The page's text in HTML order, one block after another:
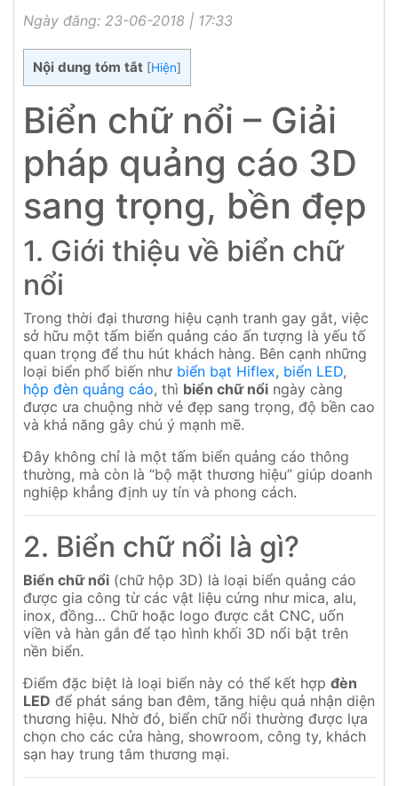
Ngày đăng: 23-06-2018 | 17:33
Nội dung tóm tắt [Hiện]
Biển chữ nổi – Giải
pháp quảng cáo 3D
sang trọng, bền đẹp
1. Giới thiệu về biển chữ
nổi
Trong thời đại thương hiệu cạnh tranh gay gắt, việc
sở hữu một tấm biển quảng cáo ấn tượng là yếu tố
quan trọng để thu hút khách hàng. Bên cạnh những
loại biển phổ biến như biển bạt Hiflex, biển LED,
hộp đèn quảng cáo, thì biển chữ nổi ngày càng
được ưa chuộng nhờ vẻ đẹp sang trọng, độ bền cao
và khả năng gây chú ý mạnh mẽ.
Đây không chỉ là một tấm biển quảng cáo thông
thường, mà còn là “bộ mặt thương hiệu” giúp doanh
nghiệp khẳng định uy tín và phong cách.
2. Biển chữ nổi là gì?
Biển chữ nổi (chữ hộp 3D) là loại biển quảng cáo
được gia công từ các vật liệu cứng như mica, alu,
inox, đồng… Chữ hoặc logo được cắt CNC, uốn
viền và hàn gắn để tạo hình khối 3D nổi bật trên
nền biển.
Điểm đặc biệt là loại biển này có thể kết hợp đèn
LED để phát sáng ban đêm, tăng hiệu quả nhận diện
thương hiệu. Nhờ đó, biển chữ nổi thường được lựa
chọn cho các cửa hàng, showroom, công ty, khách
sạn hay trung tâm thương mại.